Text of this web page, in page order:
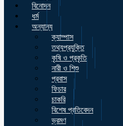
বিনোদন
ধর্ম
অন্যান্য
ক্যাম্পাস
তথ্যপ্রযুক্তি
কৃষি ও প্রকৃতি
নারী ও শিশু
প্রবাস
ফিচার
চাকরি
বিশেষ প্রতিবেদন
ভ্রমণ